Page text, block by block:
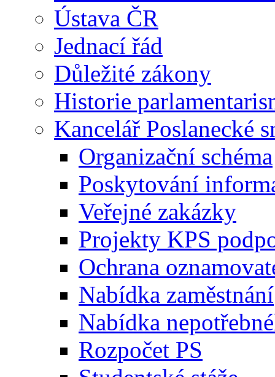
Ústava ČR
Jednací řád
Důležité zákony
Historie
Kancelář Poslanecké
Organizační schéma
Poskytování
Veřejné zakázky
Projekty KPS
Ochrana
Nabídka zaměstnání
Nabídka
Rozpočet PS